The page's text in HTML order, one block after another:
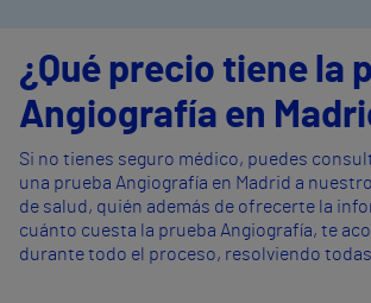
¿Qué precio tiene la
Angiografía en
Si no tienes seguro médico, puedes
una prueba Angiografía en Madrid a
de salud, quién además de ofrecerte la
cuánto cuesta la prueba Angiografía, te
durante todo el proceso, resolviendo